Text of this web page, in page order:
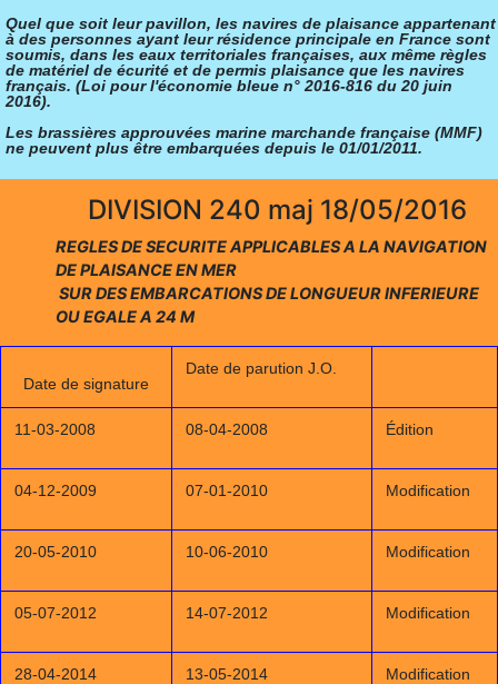
Quel que soit leur pavillon, les navires de plaisance appartenant
à des personnes ayant leur résidence principale en France sont
soumis, dans les eaux territoriales françaises, aux même règles
de matériel de écurité et de permis plaisance que les navires
français. (Loi pour l'économie bleue n° 2016-816 du 20 juin
2016).
Les brassières approuvées marine marchande française (MMF)
ne peuvent plus être embarquées depuis le 01/01/2011.
DIVISION 240 maj 18/05/2016
REGLES DE SECURITE APPLICABLES A LA NAVIGATION
DE PLAISANCE EN MER
SUR DES EMBARCATIONS DE LONGUEUR INFERIEURE
OU EGALE A 24 M
Date de signature
Date de parution J.O.
11-03-2008 08-04-2008 Édition
04-12-2009 07-01-2010 Modification
20-05-2010 10-06-2010 Modification
05-07-2012 14-07-2012 Modification
28-04-2014 13-05-2014 Modification